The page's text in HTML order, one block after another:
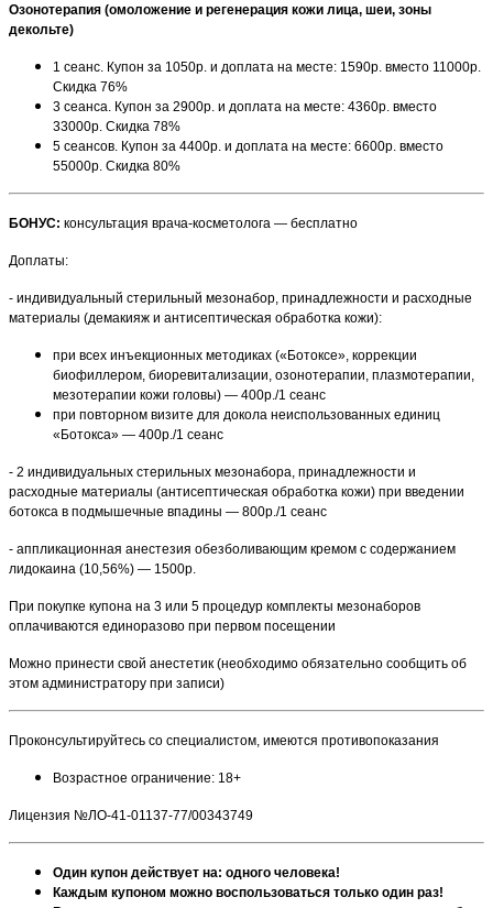
Озонотерапия (омоложение и регенерация кожи лица, шеи, зоны
декольте)
1 сеанс. Купон за 1050р. и доплата на месте: 1590р. вместо 11000р.
Скидка 76%
3 сеанса. Купон за 2900р. и доплата на месте: 4360р. вместо
33000р. Скидка 78%
5 сеансов. Купон за 4400р. и доплата на месте: 6600р. вместо
55000р. Скидка 80%
БОНУС: консультация врача-косметолога — бесплатно
Доплаты:
- индивидуальный стерильный мезонабор, принадлежности и расходные
материалы (демакияж и антисептическая обработка кожи):
при всех инъекционных методиках («Ботоксе», коррекции
биофиллером, биоревитализации, озонотерапии, плазмотерапии,
мезотерапии кожи головы) — 400р./1 сеанс
при повторном визите для докола неиспользованных единиц
«Ботокса» — 400р./1 сеанс
- 2 индивидуальных стерильных мезонабора, принадлежности и
расходные материалы (антисептическая обработка кожи) при введении
ботокса в подмышечные впадины — 800р./1 сеанс
- аппликационная анестезия обезболивающим кремом с содержанием
лидокаина (10,56%) — 1500р.
При покупке купона на 3 или 5 процедур комплекты мезонаборов
оплачиваются единоразово при первом посещении
Можно принести свой анестетик (необходимо обязательно сообщить об
этом администратору при записи)
Проконсультируйтесь со специалистом, имеются противопоказания
Возрастное ограничение: 18+
Лицензия №ЛО-41-01137-77/00343749
Один купон действует на: одного человека!
Каждым купоном можно воспользоваться только один раз!